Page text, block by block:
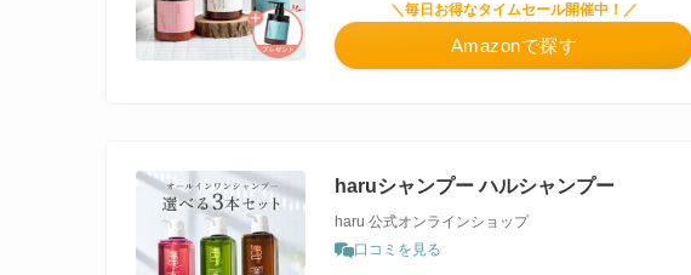
＼毎日お得なタイムセール開催中！／
Amazonで探す
haruシャンプー ハルシャンプー
haru 公式オンラインショップ
口コミを見る